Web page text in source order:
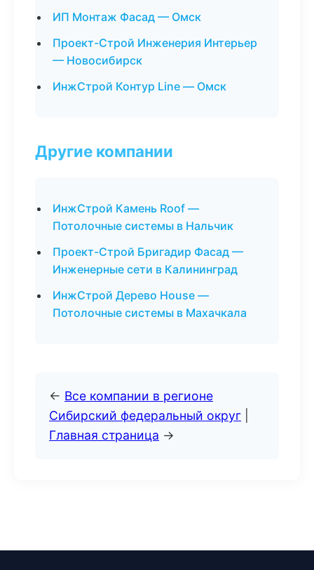
ИП Монтаж Фасад — Омск
Проект-Строй Инженерия Интерьер
— Новосибирск
ИнжСтрой Контур Line — Омск
Другие компании
ИнжСтрой Камень Roof —
Потолочные системы в Нальчик
Проект-Строй Бригадир Фасад —
Инженерные сети в Калининград
ИнжСтрой Дерево House —
Потолочные системы в Махачкала
← Все компании в регионе
Сибирский федеральный округ
Главная страница →